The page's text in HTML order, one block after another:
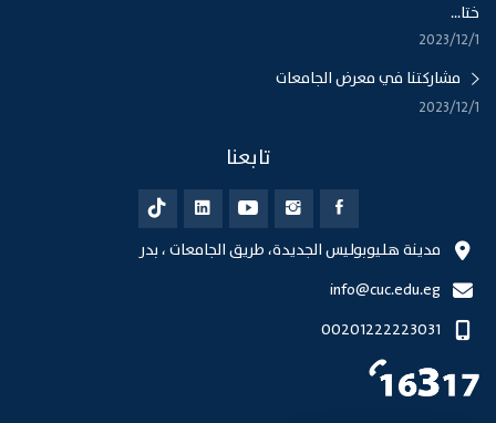
ختا...
1‏‏/12‏‏/2023
مشاركتنا في معرض الجامعات
1‏‏/12‏‏/2023
تابعنا
مدينة هليوبوليس الجديدة، طريق الجامعات ، بدر
info@cuc.edu.eg
00201222223031